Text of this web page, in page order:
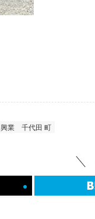
業 千代田 町